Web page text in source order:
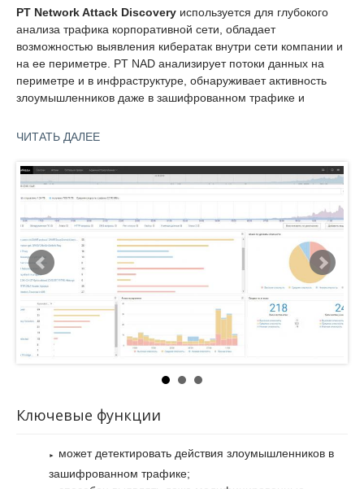
PT Network Attack Discovery используется для глубокого
анализа трафика корпоративной сети, обладает
возможностью выявления кибератак внутри сети компании и
на ее периметре. PT NAD анализирует потоки данных на
периметре и в инфраструктуре, обнаруживает активность
злоумышленников даже в зашифрованном трафике и
Также продукт способен выявить нарушения регламентов
злоумышленников по матрице MITRE ATT&CK, оказать
содействие при выстраивании процесса Threat Hunting
PT Network Attack Discovery позволяет в автоматическом
режиме выявлять попытки проникновения в сеть компании
киберпреступников.
PT NAD определяет 70 сетевых протоколов и разбирает 30
наиболее распространённых из них на уровнях L2-L7.
Система работает с отзеркаленной копией трафика и
поэтому не влияет на производительность сети.
ЧИТАТЬ ДАЛЕЕ
Ключевые функции
может детектировать действия злоумышленников в
зашифрованном трафике;